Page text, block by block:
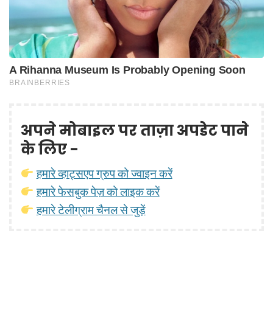
अपने मोबाइल पर ताज़ा अपडेट पाने
के लिए -
हमारे व्हाट्सएप ग्रुप को ज्वाइन करें
हमारे फेसबुक पेज़ को लाइक करें
हमारे टेलीग्राम चैनल से जुड़ें